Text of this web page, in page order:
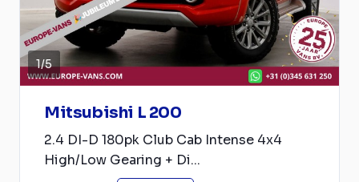
1/5
Mitsubishi L 200
2.4 DI-D 180pk Club Cab Intense 4x4
High/Low Gearing + Di...